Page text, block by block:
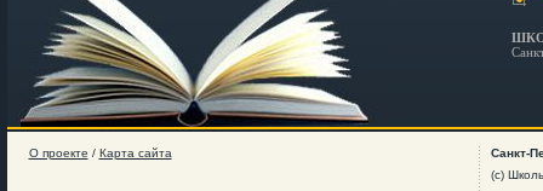
О проекте / Карта сайта
Санкт-
(c)